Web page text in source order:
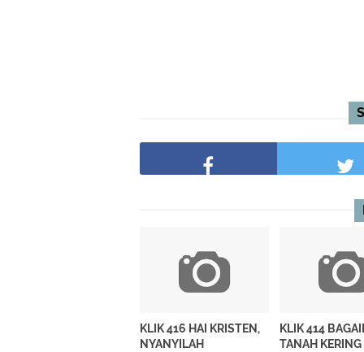
KLIK 416 HAI KRISTEN,
NYANYILAH
KLIK 414
TANAH KERING